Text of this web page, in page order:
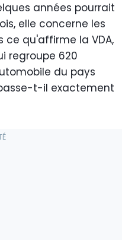
années pourrait
elle concerne les
ce qu'affirme la VDA,
regroupe 620
du pays
t-il exactement